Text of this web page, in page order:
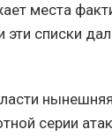
места
эти списки
серии